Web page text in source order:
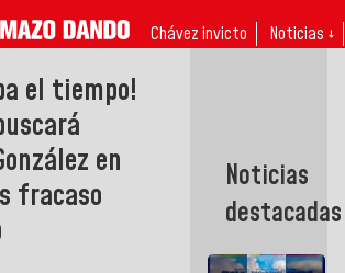
Chávez invicto Noticias ↓
el tiempo!
en
fracaso
Noticias
destacadas